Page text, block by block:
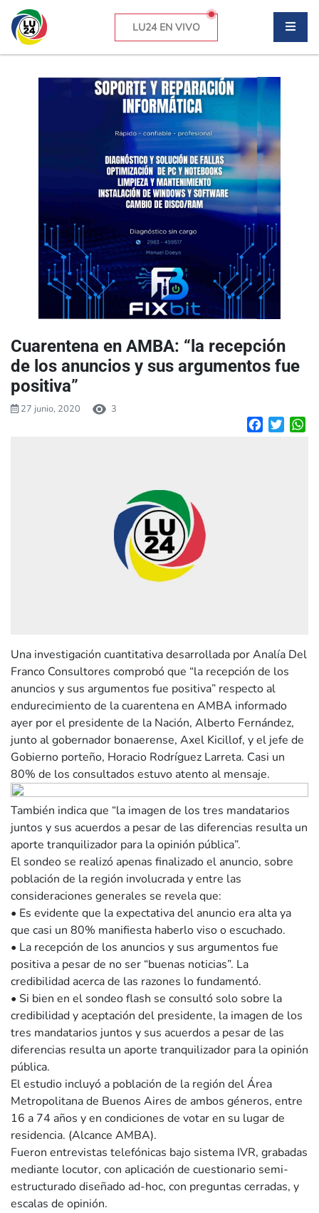
LU24 EN VIVO
Cuarentena en AMBA: “la recepción
de los anuncios y sus argumentos fue
positiva”
27 junio, 2020 3
Facebook
Una investigación cuantitativa desarrollada por Analía Del
Franco Consultores comprobó que “la recepción de los
anuncios y sus argumentos fue positiva” respecto al
endurecimiento de la cuarentena en AMBA informado
ayer por el presidente de la Nación, Alberto Fernández,
junto al gobernador bonaerense, Axel Kicillof, y el jefe de
Gobierno porteño, Horacio Rodríguez Larreta. Casi un
80% de los consultados estuvo atento al mensaje.
También indica que “la imagen de los tres mandatarios
juntos y sus acuerdos a pesar de las diferencias resulta un
aporte tranquilizador para la opinión pública”.
El sondeo se realizó apenas finalizado el anuncio, sobre
población de la región involucrada y entre las
consideraciones generales se revela que:
• Es evidente que la expectativa del anuncio era alta ya
que casi un 80% manifiesta haberlo viso o escuchado.
• La recepción de los anuncios y sus argumentos fue
positiva a pesar de no ser “buenas noticias”. La
credibilidad acerca de las razones lo fundamentó.
• Si bien en el sondeo flash se consultó solo sobre la
credibilidad y aceptación del presidente, la imagen de los
tres mandatarios juntos y sus acuerdos a pesar de las
diferencias resulta un aporte tranquilizador para la opinión
pública.
El estudio incluyó a población de la región del Área
Metropolitana de Buenos Aires de ambos géneros, entre
16 a 74 años y en condiciones de votar en su lugar de
residencia. (Alcance AMBA).
Fueron entrevistas telefónicas bajo sistema IVR, grabadas
mediante locutor, con aplicación de cuestionario semi-
estructurado diseñado ad-hoc, con preguntas cerradas, y
escalas de opinión.